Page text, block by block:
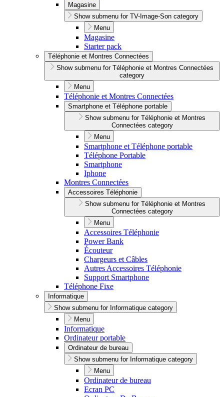
Magasine
Show submenu for TV-Image-Son category
Menu
Magasine
Starter pack
Téléphonie et Montres Connectées
Show submenu for Téléphonie et Montres Connectées
category
Menu
Téléphonie et Montres Connectées
Smartphone et Téléphone portable
Show submenu for Téléphonie et Montres
Connectées category
Menu
Smartphone et Téléphone portable
Téléphone Portable
Smartphone
Iphone
Montres Connectées
Accessoires Téléphonie
Show submenu for Téléphonie et Montres
Connectées category
Menu
Accessoires Téléphonie
Power Bank
Écouteur
Chargeurs et Câbles
Autres Accessoires Téléphonie
Support Smartphone
Téléphone Fixe
Informatique
Show submenu for Informatique category
Menu
Informatique
Ordinateur portable
Ordinateur de bureau
Show submenu for Informatique category
Menu
Ordinateur de bureau
Ecran PC